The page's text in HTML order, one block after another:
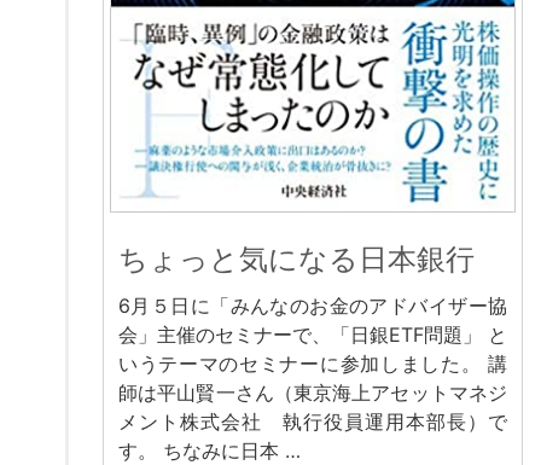
ちょっと気になる日本銀行
6月５日に「みんなのお金のアドバイザー協
会」主催のセミナーで、「日銀ETF問題」 と
いうテーマのセミナーに参加しました。 講
師は平山賢一さん（東京海上アセットマネジ
メント株式会社 執行役員運用本部長）で
す。 ちなみに日本 …